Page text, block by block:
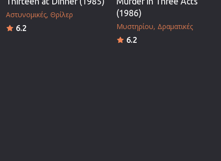
Αστυνομικές Θρίλερ
6.2
(1986)
Μυστηρίου Δραματικές
6.2